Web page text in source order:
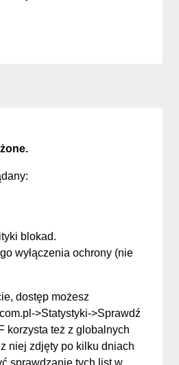
blokad.
wyłączenia ochrony (nie
dostęp możesz
>Statystyki->Sprawdź
korzysta też z globalnych
niej zdjęty po kilku dniach
sprawdzanie tych list w